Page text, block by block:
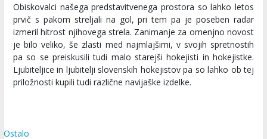
Obiskovalci našega predstavitvenega prostora so lahko letos
prvič s pakom streljali na gol, pri tem pa je poseben radar
izmeril hitrost njihovega strela. Zanimanje za omenjno novost
je bilo veliko, še zlasti med najmlajšimi, v svojih spretnostih
pa so se preiskusili tudi malo starejši hokejisti in hokejistke.
Ljubiteljice in ljubitelji slovenskih hokejistov pa so lahko ob tej
priložnosti kupili tudi različne navijaške izdelke.
Ostalo